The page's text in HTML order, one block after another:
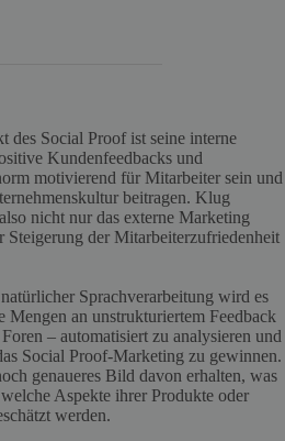
des Social Proof ist seine interne
Kundenfeedbacks und
motivierend für Mitarbeiter sein und
beitragen. Klug
nicht nur das externe Marketing
Steigerung der Mitarbeiterzufriedenheit
Sprachverarbeitung wird es
an unstrukturiertem Feedback
– automatisiert zu analysieren und
Social Proof-Marketing zu gewinnen.
genaueres Bild davon erhalten, was
Aspekte ihrer Produkte oder
werden.